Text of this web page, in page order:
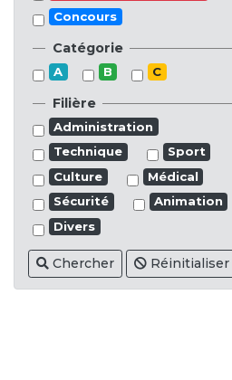
Concours
Catégorie
A B C
Filière
Administration
Technique
Sport
Culture
Médical
Sécurité
Animation
Divers
Chercher Réinitialiser